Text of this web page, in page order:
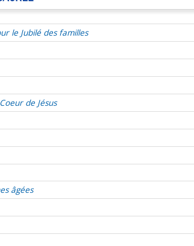
le Jubilé des familles
de Jésus
âgées